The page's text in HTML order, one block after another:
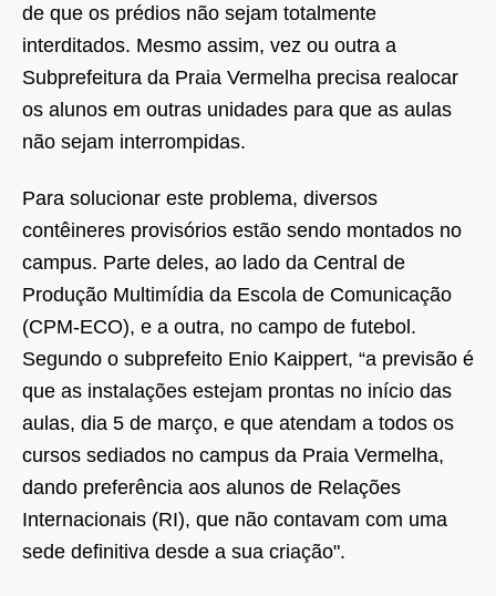
de que os prédios não sejam totalmente
interditados. Mesmo assim, vez ou outra a
Subprefeitura da Praia Vermelha precisa realocar
os alunos em outras unidades para que as aulas
não sejam interrompidas.
Para solucionar este problema, diversos
contêineres provisórios estão sendo montados no
campus. Parte deles, ao lado da Central de
Produção Multimídia da Escola de Comunicação
(CPM-ECO), e a outra, no campo de futebol.
Segundo o subprefeito Enio Kaippert, “a previsão é
que as instalações estejam prontas no início das
aulas, dia 5 de março, e que atendam a todos os
cursos sediados no campus da Praia Vermelha,
dando preferência aos alunos de Relações
Internacionais (RI), que não contavam com uma
sede definitiva desde a sua criação".